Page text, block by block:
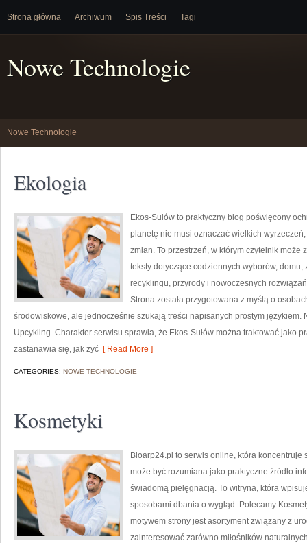
Strona główna Archiwum Spis Treści Tagi
Nowe Technologie
Nowe Technologie
Ekologia
Ekos-Sułów to praktyczny blog poświęcony
planetę nie musi oznaczać wielkich
zmian. To przestrzeń, w którym czytelnik może
teksty dotyczące codziennych wyborów,
recyklingu, przyrody i nowoczesnych
Strona została przygotowana z myślą o
środowiskowe, ale jednocześnie szukają treści napisanych prostym językiem.
Upcykling. Charakter serwisu sprawia, że Ekos-Sułów można traktować jako
zastanawia się, jak żyć [ Read More ]
CATEGORIES: NOWE TECHNOLOGIE
Kosmetyki
Bioarp24.pl to serwis online, która koncentruje
może być rozumiana jako praktyczne źródło
świadomą pielęgnacją. To witryna, która
sposobami dbania o wygląd. Polecamy
motywem strony jest asortyment związany z
zainteresować zarówno miłośników